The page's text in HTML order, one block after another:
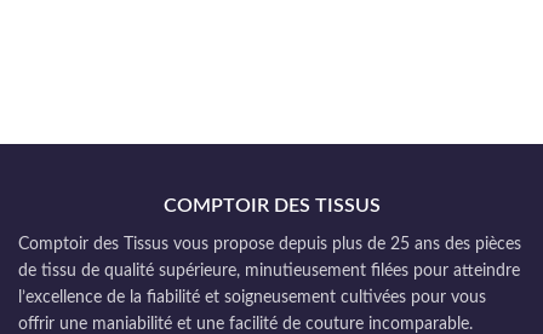
COMPTOIR DES TISSUS
Comptoir des Tissus vous propose depuis plus de 25 ans des pièces
de tissu de qualité supérieure, minutieusement filées pour atteindre
l’excellence de la fiabilité et soigneusement cultivées pour vous
offrir une maniabilité et une facilité de couture incomparable.